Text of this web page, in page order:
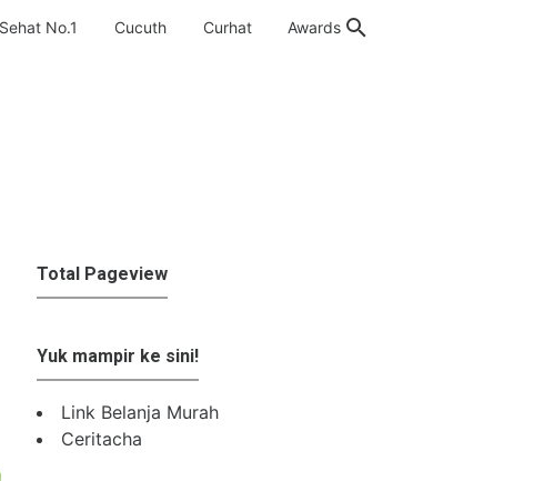
Sehat No.1 Cucuth Curhat Awards
Total Pageview
Yuk mampir ke sini!
Link Belanja Murah
Ceritacha